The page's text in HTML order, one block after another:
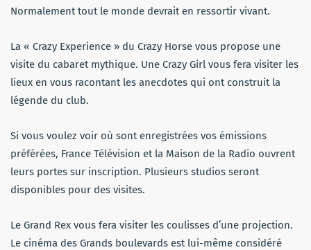
Normalement tout le monde devrait en ressortir vivant.
La « Crazy Experience » du Crazy Horse vous propose une
visite du cabaret mythique. Une Crazy Girl vous fera visiter les
lieux en vous racontant les anecdotes qui ont construit la
légende du club.
Si vous voulez voir où sont enregistrées vos émissions
préférées, France Télévision et la Maison de la Radio ouvrent
leurs portes sur inscription. Plusieurs studios seront
disponibles pour des visites.
Le Grand Rex vous fera visiter les coulisses d’une projection.
Le cinéma des Grands boulevards est lui-même considéré